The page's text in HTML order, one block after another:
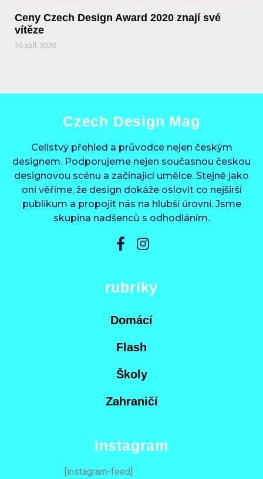
Ceny Czech Design Award 2020 znají své
vítěze
20 září, 2020
Czech Design Mag
Celistvý přehled a průvodce nejen českým
designem. Podporujeme nejen současnou českou
designovou scénu a začínající umělce. Stejně jako
oni věříme, že design dokáže oslovit co nejširší
publikum a propojit nás na hlubší úrovni. Jsme
skupina nadšenců s odhodláním.
rubriky
Domácí
Flash
Školy
Zahraničí
instagram
[instagram-feed]